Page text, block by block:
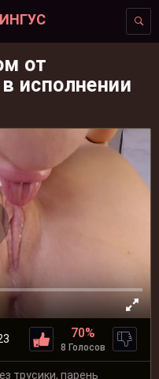
от
исполнении
70%
8 Голосов
трусики, парень